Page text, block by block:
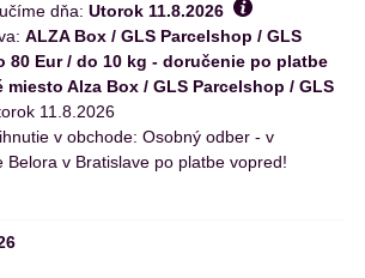
dňa: Utorok 11.8.2026
ALZA Box / GLS Parcelshop / GLS
80 Eur / do 10 kg - doručenie po platbe
Alza Box / GLS Parcelshop / GLS
11.8.2026
Osobný odber - v
Belora v Bratislave po platbe vopred!